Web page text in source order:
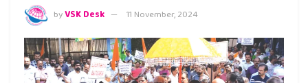
byVSK Desk 11 November, 2024